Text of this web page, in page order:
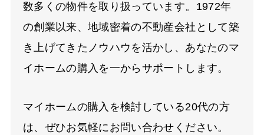
数多くの物件を取り扱っています。1972年
の創業以来、地域密着の不動産会社として築
き上げてきたノウハウを活かし、あなたのマ
イホームの購入を一からサポートします。
マイホームの購入を検討している20代の方
は、ぜひお気軽にお問い合わせください。